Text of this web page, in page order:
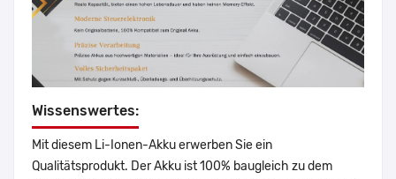
Wissenswertes:
Mit diesem Li-Ionen-Akku erwerben Sie ein
Qualitätsprodukt. Der Akku ist 100% baugleich zu dem